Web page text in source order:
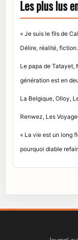
Les plus lus
« Je suis le fils de
Délire, réalité,
Le papa de Tatayet,
génération est en
La Belgique, Olloy,
Renwez, Les
« La vie est un long
pourquoi diable